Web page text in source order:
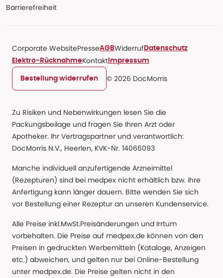
Barrierefreiheit
Corporate WebsitePresseAGBWiderruf Datenschutz
Elektro-RücknahmeKontakt Impressum
Bestellung widerrufen © 2026 DocMorris
Zu Risiken und Nebenwirkungen lesen Sie die
Packungsbeilage und fragen Sie Ihren Arzt oder
Apotheker. Ihr Vertragspartner und verantwortlich:
DocMorris N.V., Heerlen, KVK-Nr. 14066093
Manche individuell anzufertigende Arzneimittel
(Rezepturen) sind bei medpex nicht erhältlich bzw. ihre
Anfertigung kann länger dauern. Bitte wenden Sie sich
vor Bestellung einer Rezeptur an unseren Kundenservice.
Alle Preise inkl.MwSt.Preisänderungen und Irrtum
vorbehalten. Die Preise auf medpex.de können von den
Preisen in gedruckten Werbemitteln (Kataloge, Anzeigen
etc.) abweichen, und gelten nur bei Online-Bestellung
unter medpex.de. Die Preise gelten nicht in den